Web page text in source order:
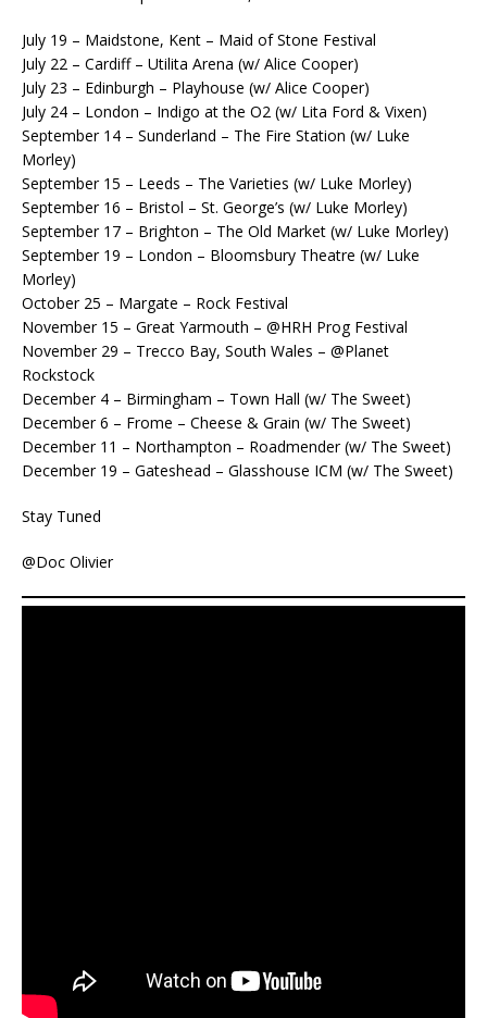
July 19 – Maidstone, Kent – Maid of Stone Festival
July 22 – Cardiff – Utilita Arena (w/ Alice Cooper)
July 23 – Edinburgh – Playhouse (w/ Alice Cooper)
July 24 – London – Indigo at the O2 (w/ Lita Ford & Vixen)
September 14 – Sunderland – The Fire Station (w/ Luke
Morley)
September 15 – Leeds – The Varieties (w/ Luke Morley)
September 16 – Bristol – St. George’s (w/ Luke Morley)
September 17 – Brighton – The Old Market (w/ Luke Morley)
September 19 – London – Bloomsbury Theatre (w/ Luke
Morley)
October 25 – Margate – Rock Festival
November 15 – Great Yarmouth – @HRH Prog Festival
November 29 – Trecco Bay, South Wales – @Planet
Rockstock
December 4 – Birmingham – Town Hall (w/ The Sweet)
December 6 – Frome – Cheese & Grain (w/ The Sweet)
December 11 – Northampton – Roadmender (w/ The Sweet)
December 19 – Gateshead – Glasshouse ICM (w/ The Sweet)
Stay Tuned
@Doc Olivier